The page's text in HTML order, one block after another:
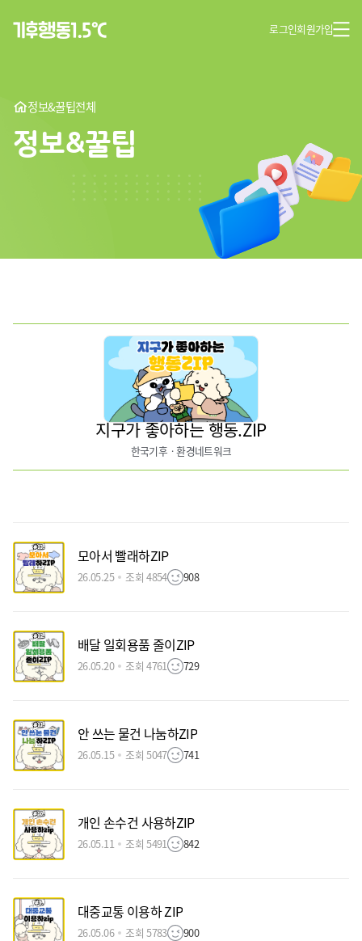
로그인회원가입
정보&꿀팁전체
정보&꿀팁
지구가 좋아하는 행동.ZIP
한국기후ㆍ환경네트워크
모아서 빨래하ZIP
26.05.25 조회 4854 908
배달 일회용품 줄이ZIP
26.05.20 조회 4761 729
안 쓰는 물건 나눔하ZIP
26.05.15 조회 5047 741
개인 손수건 사용하ZIP
26.05.11 조회 5491 842
대중교통 이용하 ZIP
26.05.06 조회 5783 900